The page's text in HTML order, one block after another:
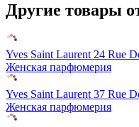
Другие товары
Yves Saint Laurent 24 Rue
Женская парфюмерия
Yves Saint Laurent 37 Rue
Женская парфюмерия